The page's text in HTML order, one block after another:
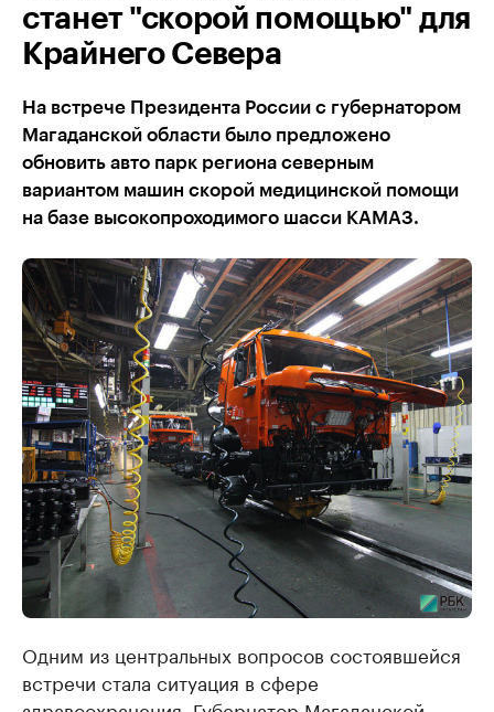
станет "скорой помощью" для
Крайнего Севера
На встрече Президента России с губернатором
Магаданской области было предложено
обновить авто парк региона северным
вариантом машин скорой медицинской помощи
на базе высокопроходимого шасси КАМАЗ.
Одним из центральных вопросов состоявшейся
встречи стала ситуация в сфере